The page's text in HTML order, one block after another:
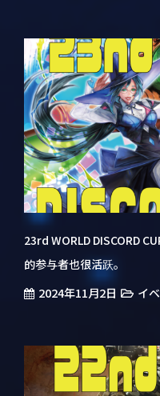
23rd WORLD DISCORD
的参与者也很活跃。
2024年11月2日 イ